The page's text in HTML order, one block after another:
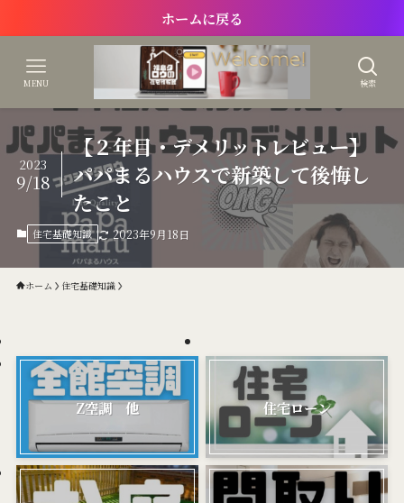
ホームに戻る
検索
MENU
【２年目・デメリットレビュー】
パパまるハウスで新築して後悔し
たこと
2023
9/18
住宅基礎知識 2023年9月18日
ホーム 住宅基礎知識
Z空調 他 住宅ローン